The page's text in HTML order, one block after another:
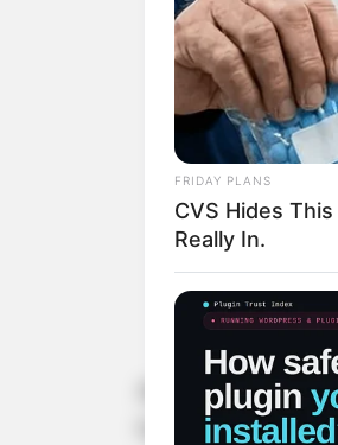
Além das
fortalecendo
FRIDAY PLANS
CVS Hides
Really In.